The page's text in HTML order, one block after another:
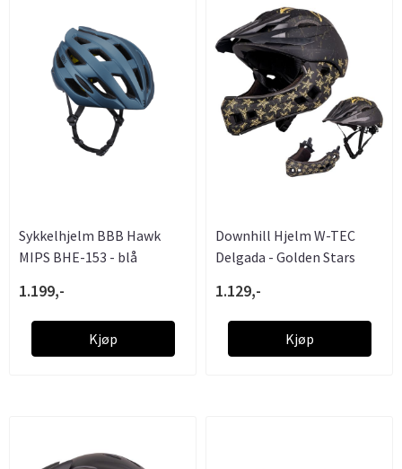
Sykkelhjelm BBB Hawk
MIPS BHE-153 - blå
1.199,-
Kjøp
Downhill Hjelm W-TEC
Delgada - Golden Stars
1.129,-
Kjøp